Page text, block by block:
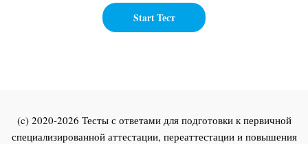
(c) 2020-2026 Тесты с ответами для подготовки к первичной
специализированной аттестации, переаттестации и повышения